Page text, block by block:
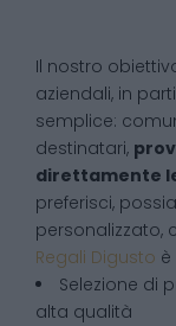
Il nostro
aziendali, in
semplice:
destinatari,
direttamente
preferisci,
personalizzato,
Regali Digusto
Selezione di
alta qualità